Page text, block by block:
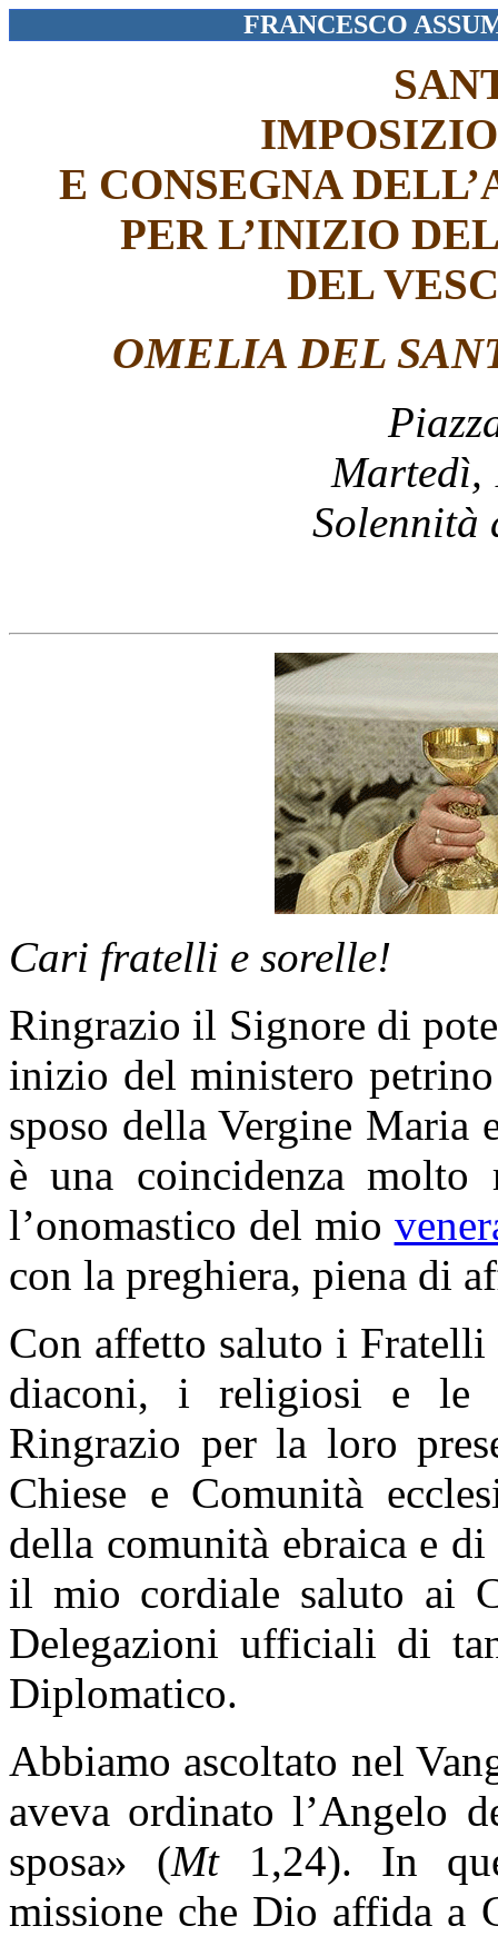
FRANCESCO
E CONSEGNA
PER L’INIZIO
DEL
OMELIA DEL
Martedì,
Solennità
Cari fratelli e sorelle!
Ringrazio il Signore di
inizio del ministero
sposo della Vergine Maria
è una coincidenza
l’onomastico del mio
con la preghiera, piena di
Con affetto saluto i
diaconi, i religiosi e
Ringrazio per la loro
Chiese e Comunità
della comunità ebraica e
il mio cordiale saluto ai
Delegazioni ufficiali di
Diplomatico.
Abbiamo ascoltato nel
aveva ordinato l’Angelo
sposa» (Mt1,24). In
missione che Dio affida a